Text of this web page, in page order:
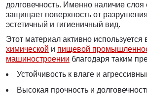
долговечность. Именно наличие слоя
защищает поверхность от
эстетичный и гигиеничный вид.
Этот материал активно используется
химической и пищевой
машиностроении благодаря таким
Устойчивость к влаге и
Высокая прочность и